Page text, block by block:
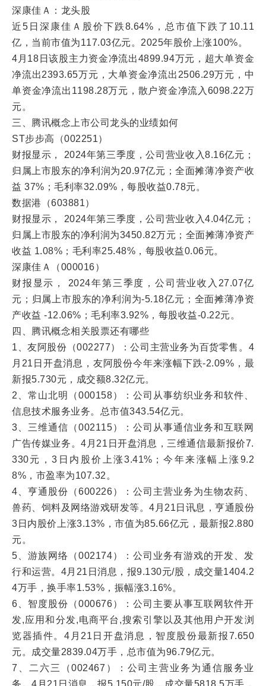
深康佳Ａ：龙头股
近5日深康佳Ａ股价下跌8.64%，总市值下跌了10.11
亿，当前市值为117.03亿元。2025年股价上涨100%。
4月18日该股主力资金净流出4899.94万元，超大单资金
净流出2393.65万元，大单资金净流出2506.29万元，中
单资金净流出1198.28万元，散户资金净流入6098.22万
元。
三、腾讯概念上市公司龙头的业绩如何
ST步步高（002251）
财报显示， 2024年第三季度，公司营业收入8.16亿元；
归属上市股东的净利润为20.97亿元；全面摊薄净资产收
益 37%；毛利率32.09%，每股收益0.78元。
数据港（603881）
财报显示， 2024年第三季度，公司营业收入4.04亿元；
归属上市股东的净利润为3450.82万元；全面摊薄净资产
收益 1.08%；毛利率25.48%，每股收益0.06元。
深康佳Ａ（000016）
财报显示， 2024年第三季度，公司营业收入27.07亿
元；归属上市股东的净利润为-5.18亿元；全面摊薄净资
产收益 -12.06%；毛利率3.92%，每股收益-0.22元。
四、腾讯概念相关股票还有哪些
1、友阿股份（002277）：公司主营业务为百货零售。4
月21日开盘消息，友阿股份今年来涨幅下跌-2.09%，最
新报5.730元，成交额8.32亿元。
2、常山北明（000158）：公司从事纺织业务和软件、
信息技术服务业务。总市值343.54亿元。
3、三维通信（002115）：公司从事通信业务和互联网
广告传媒业务。4月21日开盘消息，三维通信最新报价7.
330元，3日内股价上涨3.41%；今年来涨幅上涨9.2
8%，市盈率为107.32。
4、亨通股份（600226）：公司主营业务为生物农药、
兽药、饲料及网络游戏研发等。4月21日讯息，亨通股份
3日内股价上涨3.13%，市值为85.66亿元，最新报2.880
元。
5、游族网络（002174）：公司业务有游戏的开发、发
行和运营。4月21日消息，报9.130元/股，成交量1404.2
4万手，换手率1.53%，振幅涨3.16%。
6、智度股份（000676）：公司主要从事互联网软件开
发,应用和分发,电商平台,搜索引擎以及其他用户开发浏
览器插件。4月21日开盘消息，智度股份最新报7.650
元。成交量2839.04万手，总市值为96.79亿元。
7、二六三（002467）：公司主营业务为通信服务业
务。4月21日消息，报5.150元/股，成交量5818.5万手，